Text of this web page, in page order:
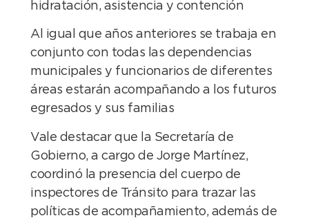
hidratación, asistencia y contención
Al igual que años anteriores se trabaja en
conjunto con todas las dependencias
municipales y funcionarios de diferentes
áreas estarán acompañando a los futuros
egresados y sus familias
Vale destacar que la Secretaría de
Gobierno, a cargo de Jorge Martínez,
coordinó la presencia del cuerpo de
inspectores de Tránsito para trazar las
políticas de acompañamiento, además de